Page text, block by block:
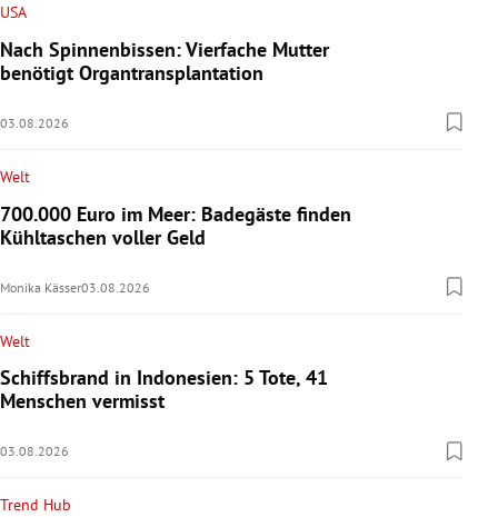
USA
Nach Spinnenbissen: Vierfache Mutter
benötigt Organtransplantation
03.08.2026
Welt
700.000 Euro im Meer: Badegäste finden
Kühltaschen voller Geld
Monika Kässer03.08.2026
Welt
Schiffsbrand in Indonesien: 5 Tote, 41
Menschen vermisst
03.08.2026
Trend Hub